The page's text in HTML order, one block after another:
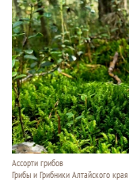
Ассорти грибов
Грибы и Грибники Алтайского края